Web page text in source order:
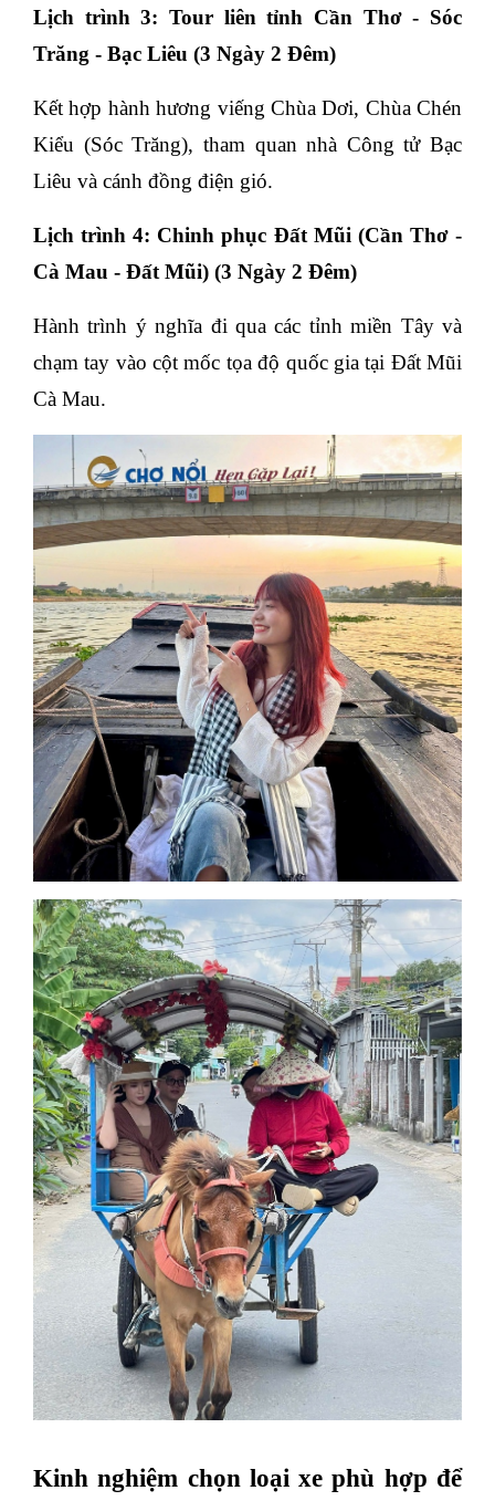
Lịch trình 3: Tour liên tỉnh Cần Thơ - Sóc
Trăng - Bạc Liêu (3 Ngày 2 Đêm)
Kết hợp hành hương viếng Chùa Dơi, Chùa Chén
Kiểu (Sóc Trăng), tham quan nhà Công tử Bạc
Liêu và cánh đồng điện gió.
Lịch trình 4: Chinh phục Đất Mũi (Cần Thơ -
Cà Mau - Đất Mũi) (3 Ngày 2 Đêm)
Hành trình ý nghĩa đi qua các tỉnh miền Tây và
chạm tay vào cột mốc tọa độ quốc gia tại Đất Mũi
Cà Mau.
Kinh nghiệm chọn loại xe phù hợp để